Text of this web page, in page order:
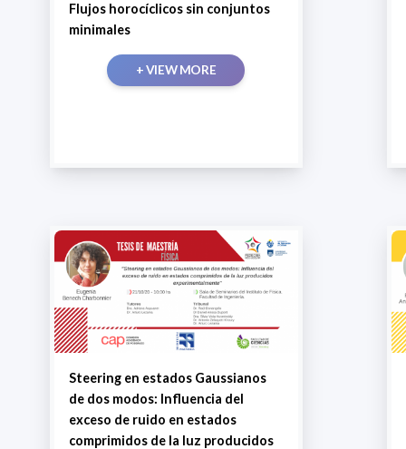
Flujos horocíclicos sin conjuntos
minimales
+ VIEW MORE
Steering en estados Gaussianos
de dos modos: Influencia del
exceso de ruido en estados
comprimidos de la luz producidos